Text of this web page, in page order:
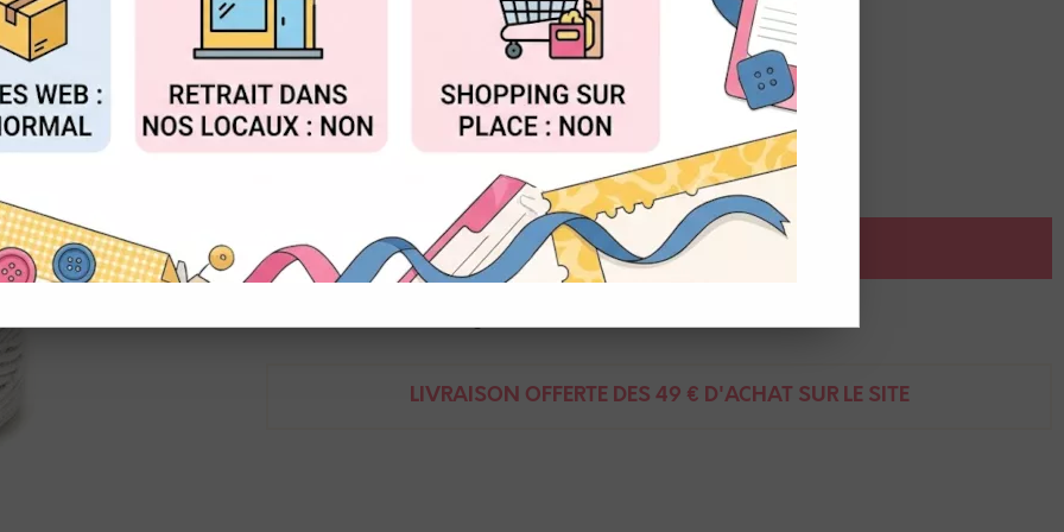
Réf. :1043.5002.COL.00
Vivant
Ficelle coton blanche
Bobine de 50m
AJOUTER AU PANIER
LIVRAISON OFFERTE DÈS 49 € D'ACHAT SUR LE SITE
ACCEPTER TOUT